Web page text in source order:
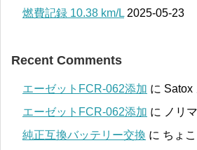
燃費記録 10.38 km/L 2025-05-23
Recent Comments
エーゼットFCR-062添加 に Satox
エーゼットFCR-062添加 に ノリ
純正互換バッテリー交換 に ちょこ